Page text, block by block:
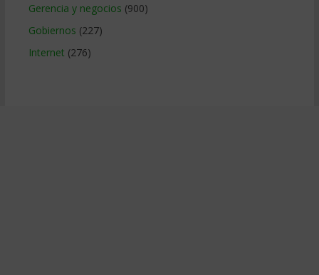
Gerencia y negocios (900)
Gobiernos (227)
Internet (276)